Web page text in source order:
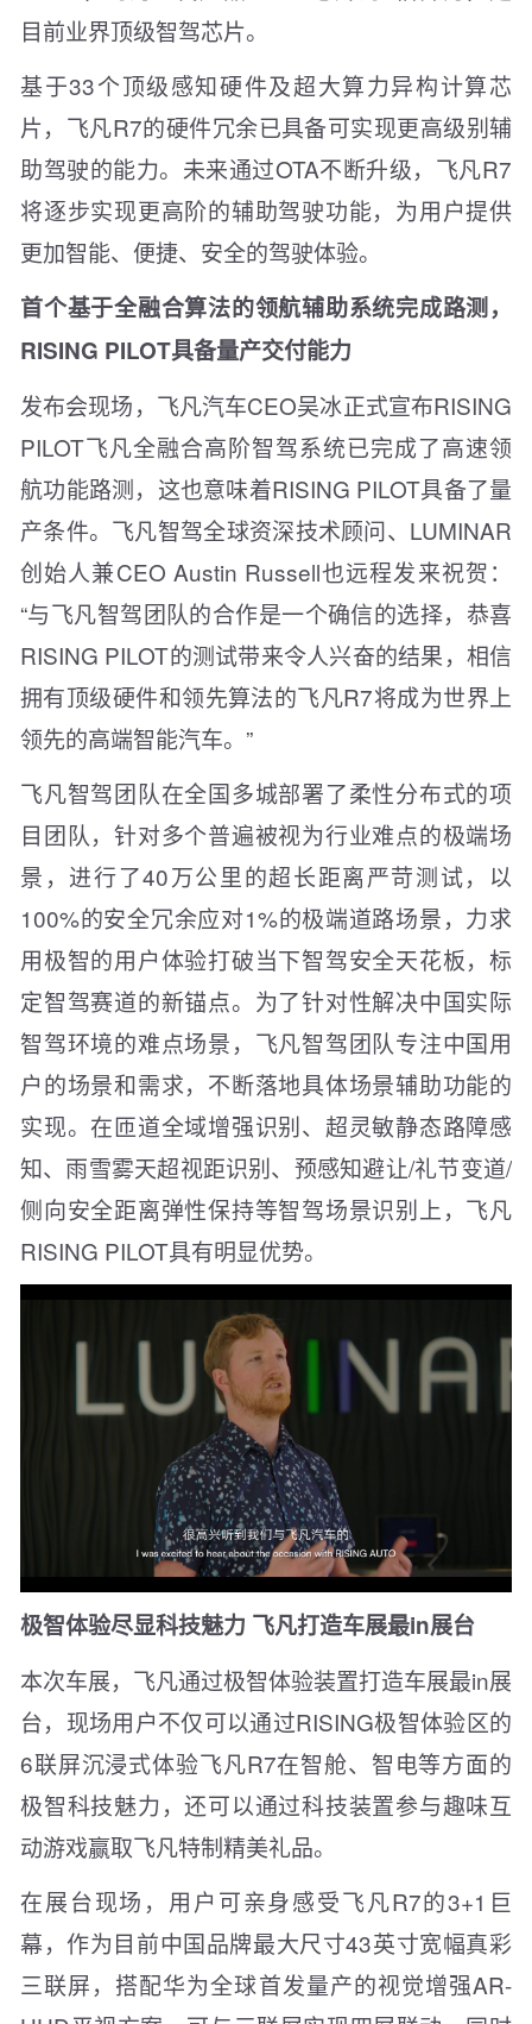
目前业界顶级智驾芯片。
基于33个顶级感知硬件及超大算力异构计算芯
片，飞凡R7的硬件冗余已具备可实现更高级别辅
助驾驶的能力。未来通过OTA不断升级，飞凡R7
将逐步实现更高阶的辅助驾驶功能，为用户提供
更加智能、便捷、安全的驾驶体验。
首个基于全融合算法的领航辅助系统完成路测，
RISING PILOT具备量产交付能力
发布会现场，飞凡汽车CEO吴冰正式宣布RISING
PILOT飞凡全融合高阶智驾系统已完成了高速领
航功能路测，这也意味着RISING PILOT具备了量
产条件。飞凡智驾全球资深技术顾问、LUMINAR
创始人兼CEO Austin Russell也远程发来祝贺：
“与飞凡智驾团队的合作是一个确信的选择，恭喜
RISING PILOT的测试带来令人兴奋的结果，相信
拥有顶级硬件和领先算法的飞凡R7将成为世界上
领先的高端智能汽车。”
飞凡智驾团队在全国多城部署了柔性分布式的项
目团队，针对多个普遍被视为行业难点的极端场
景，进行了40万公里的超长距离严苛测试，以
100%的安全冗余应对1%的极端道路场景，力求
用极智的用户体验打破当下智驾安全天花板，标
定智驾赛道的新锚点。为了针对性解决中国实际
智驾环境的难点场景，飞凡智驾团队专注中国用
户的场景和需求，不断落地具体场景辅助功能的
实现。在匝道全域增强识别、超灵敏静态路障感
知、雨雪雾天超视距识别、预感知避让/礼节变道/
侧向安全距离弹性保持等智驾场景识别上，飞凡
RISING PILOT具有明显优势。
极智体验尽显科技魅力 飞凡打造车展最in展台
本次车展，飞凡通过极智体验装置打造车展最in展
台，现场用户不仅可以通过RISING极智体验区的
6联屏沉浸式体验飞凡R7在智舱、智电等方面的
极智科技魅力，还可以通过科技装置参与趣味互
动游戏赢取飞凡特制精美礼品。
在展台现场，用户可亲身感受飞凡R7的3+1巨
幕，作为目前中国品牌最大尺寸43英寸宽幅真彩
三联屏，搭配华为全球首发量产的视觉增强AR-